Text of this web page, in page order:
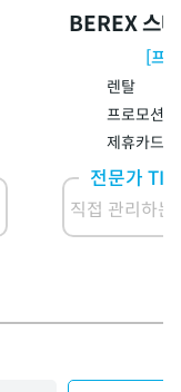
BEREX 스
[프
렌탈
프로모션
제휴카드
전문가 TIP
직접 관리하